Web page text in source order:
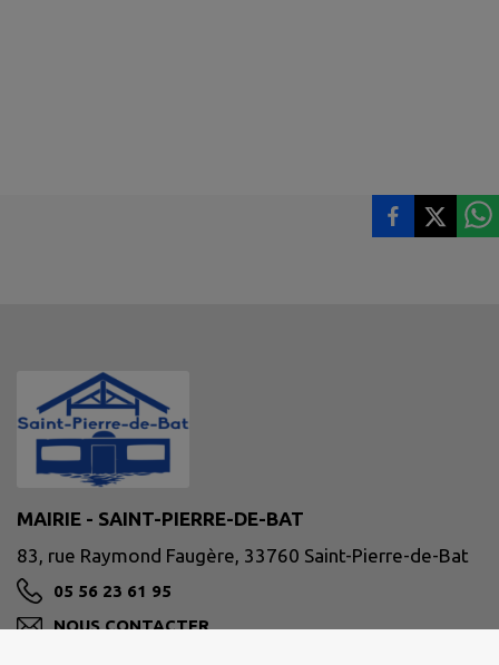
MAIRIE - SAINT-PIERRE-DE-BAT
83, rue Raymond Faugère, 33760 Saint-Pierre-de-Bat
05 56 23 61 95
NOUS CONTACTER